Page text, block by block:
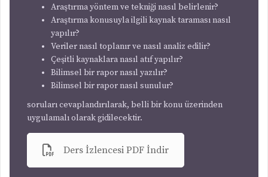
Araştırma yöntem ve tekniği nasıl belirlenir?
Araştırma konusuyla ilgili kaynak taraması nasıl
yapılır?
Veriler nasıl toplanır ve nasıl analiz edilir?
Çeşitli kaynaklara nasıl atıf yapılır?
Bilimsel bir rapor nasıl yazılır?
Bilimsel bir rapor nasıl sunulur?
soruları cevaplandırılarak, belli bir konu üzerinden
uygulamalı olarak gidilecektir.
Ders İzlencesi PDF İndir